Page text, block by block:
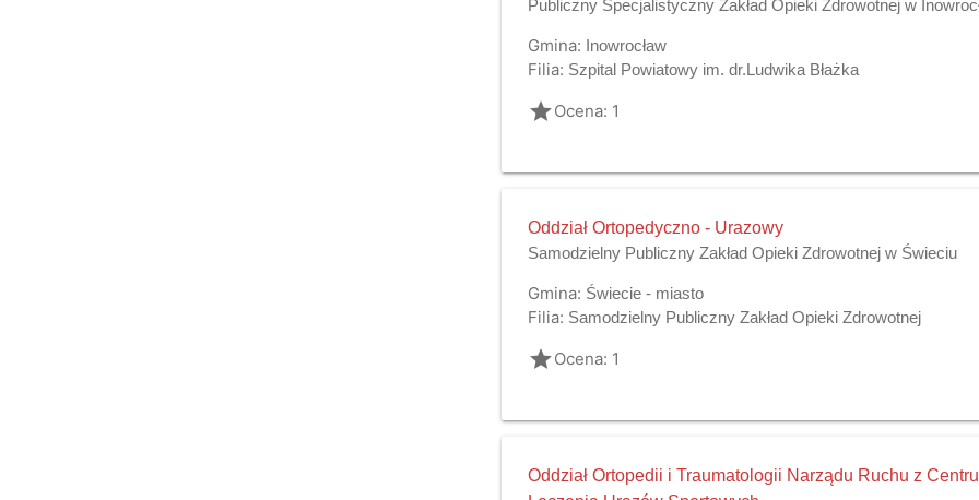
Publiczny Specjalistyczny Zakład Opieki Zdrowotnej w
Gmina: Inowrocław
Filia: Szpital Powiatowy im. dr.Ludwika Błażka
gradeOcena: 1
Oddział Ortopedyczno - Urazowy
Samodzielny Publiczny Zakład Opieki Zdrowotnej w Świeciu
Gmina: Świecie - miasto
Filia: Samodzielny Publiczny Zakład Opieki Zdrowotnej
gradeOcena: 1
Oddział Ortopedii i Traumatologii Narządu Ruchu z